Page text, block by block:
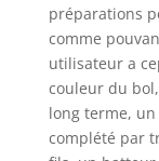
préparations
comme
utilisateur a
couleur du
long terme, un
complété par